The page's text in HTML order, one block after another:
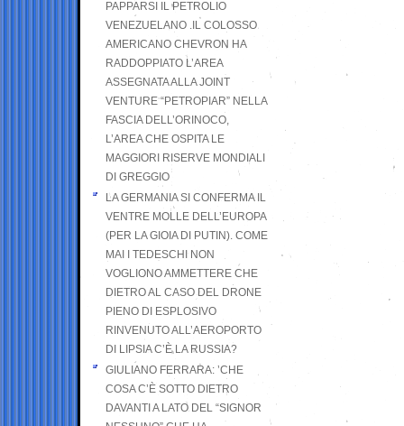
PAPPARSI IL PETROLIO
VENEZUELANO .IL COLOSSO
AMERICANO CHEVRON HA
RADDOPPIATO L’AREA
ASSEGNATA ALLA JOINT
VENTURE “PETROPIAR” NELLA
FASCIA DELL’ORINOCO,
L’AREA CHE OSPITA LE
MAGGIORI RISERVE MONDIALI
DI GREGGIO
LA GERMANIA SI CONFERMA IL
VENTRE MOLLE DELL’EUROPA
(PER LA GIOIA DI PUTIN). COME
MAI I TEDESCHI NON
VOGLIONO AMMETTERE CHE
DIETRO AL CASO DEL DRONE
PIENO DI ESPLOSIVO
RINVENUTO ALL’AEROPORTO
DI LIPSIA C’È LA RUSSIA?
GIULIANO FERRARA: ’CHE
COSA C’È SOTTO DIETRO
DAVANTI A LATO DEL “SIGNOR